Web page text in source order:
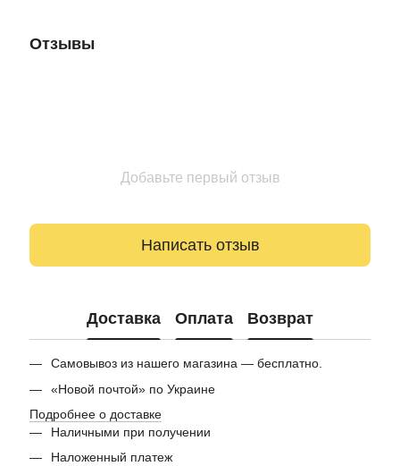
Отзывы
Добавьте первый отзыв
Написать отзыв
Доставка Оплата Возврат
Самовывоз из нашего магазина — бесплатно.
«Новой почтой» по Украине
Подробнее о доставке
Наличными при получении
Наложенный платеж